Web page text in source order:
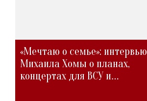
«Мечтаю о семье»: интервью
Михаила Хомы о планах,
концертах для ВСУ и